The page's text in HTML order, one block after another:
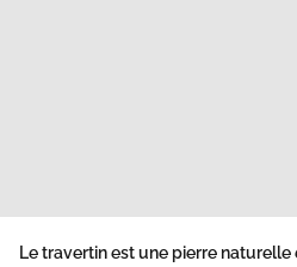
Le travertin est une pierre